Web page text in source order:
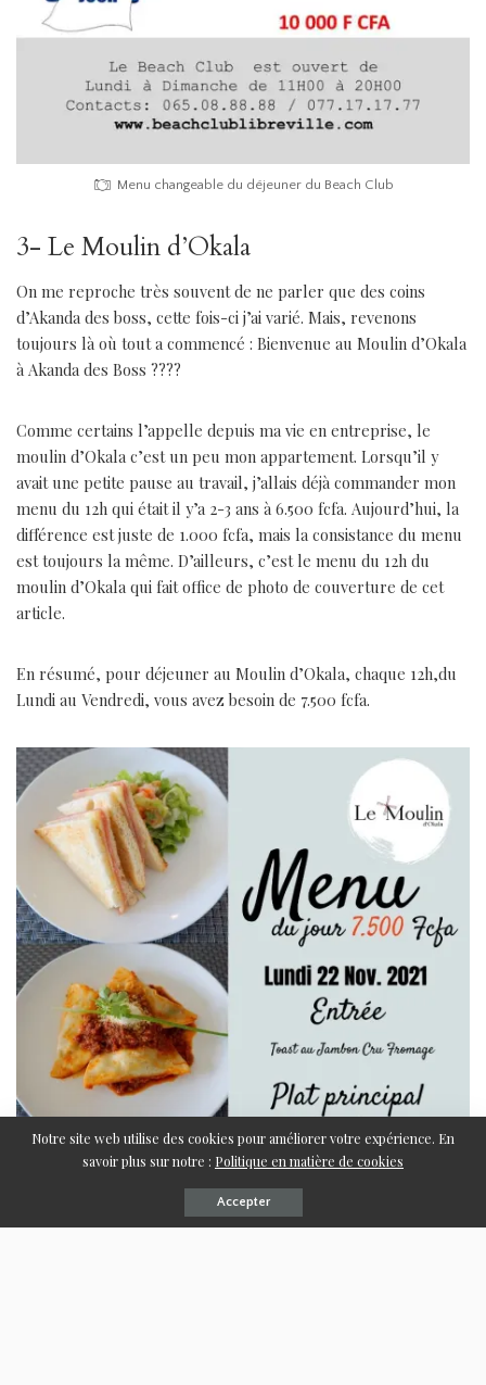
Menu changeable du déjeuner du Beach Club
3- Le Moulin d’Okala
On me reproche très souvent de ne parler que des coins
d’Akanda des boss, cette fois-ci j’ai varié. Mais, revenons
toujours là où tout a commencé : Bienvenue au Moulin d’Okala
à Akanda des Boss ????
Comme certains l’appelle depuis ma vie en entreprise, le
moulin d’Okala c’est un peu mon appartement. Lorsqu’il y
avait une petite pause au travail, j’allais déjà commander mon
menu du 12h qui était il y’a 2-3 ans à 6.500 fcfa. Aujourd’hui, la
différence est juste de 1.000 fcfa, mais la consistance du menu
est toujours la même. D’ailleurs, c’est le menu du 12h du
moulin d’Okala qui fait office de photo de couverture de cet
article.
En résumé, pour déjeuner au Moulin d’Okala, chaque 12h,du
Lundi au Vendredi, vous avez besoin de 7.500 fcfa.
Notre site web utilise des cookies pour améliorer votre expérience. En
savoir plus sur notre : Politique en matière de cookies
Accepter